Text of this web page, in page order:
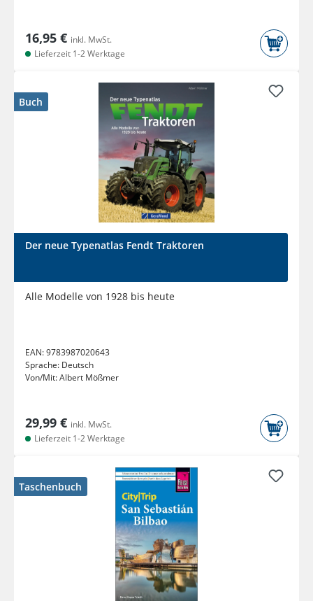
16,95 € inkl. MwSt.
Lieferzeit 1-2 Werktage
Buch
Der neue Typenatlas Fendt Traktoren
Alle Modelle von 1928 bis heute
EAN:9783987020643
Sprache: Deutsch
Von/Mit:Albert Mößmer
29,99 € inkl. MwSt.
Lieferzeit 1-2 Werktage
Taschenbuch